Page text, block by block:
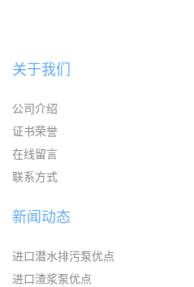
关于我们
公司介绍
证书荣誉
在线留言
联系方式
新闻动态
进口潜水排污泵优点
进口渣浆泵优点